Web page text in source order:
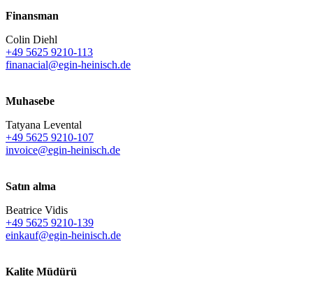
Finansman
Colin Diehl
+49 5625 9210-113
finanacial@egin-heinisch.de
Muhasebe
Tatyana Levental
+49 5625 9210-107
invoice@egin-heinisch.de
Satın alma
Beatrice Vidis
+49 5625 9210-139
einkauf@egin-heinisch.de
Kalite Müdürü